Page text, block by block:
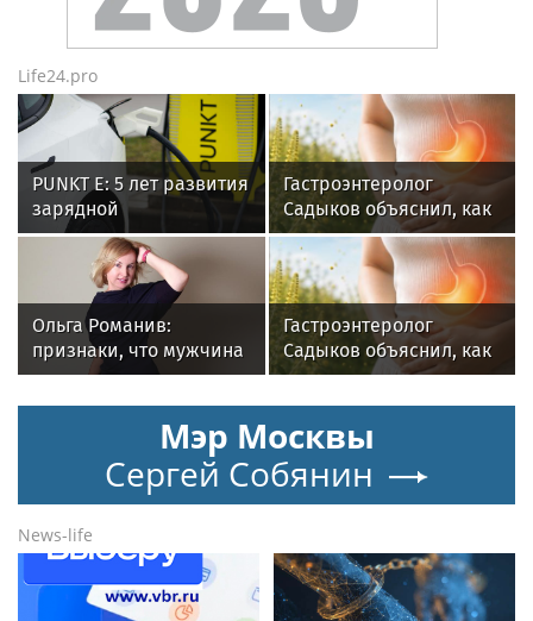
Life24.pro
PUNKT E: 5 лет развития
зарядной
инфраструктуры
Гастроэнтеролог
Садыков объяснил, как
амброзия может влиять
на ЖКТ
Ольга Романив:
признаки, что мужчина
скоро сделает
Гастроэнтеролог
Садыков объяснил, как
амброзия может влиять
Мэр Москвы
Сергей Собянин
News-life